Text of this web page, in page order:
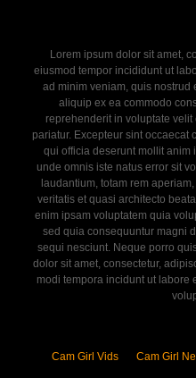
Lorem ipsum dolor sit amet,
eiusmod tempor incididunt ut
ad minim veniam, quis nostrud
aliquip ex ea commodo
reprehenderit in voluptate
pariatur. Excepteur sint occaecat
qui officia deserunt mollit anim
unde omnis iste natus error sit
laudantium, totam rem
veritatis et quasi architecto
enim ipsam voluptatem quia
sed quia consequuntur magni
sequi nesciunt. Neque porro
dolor sit amet, consectetur,
modi tempora incidunt ut labore
Cam Girl Vids Cam Girl